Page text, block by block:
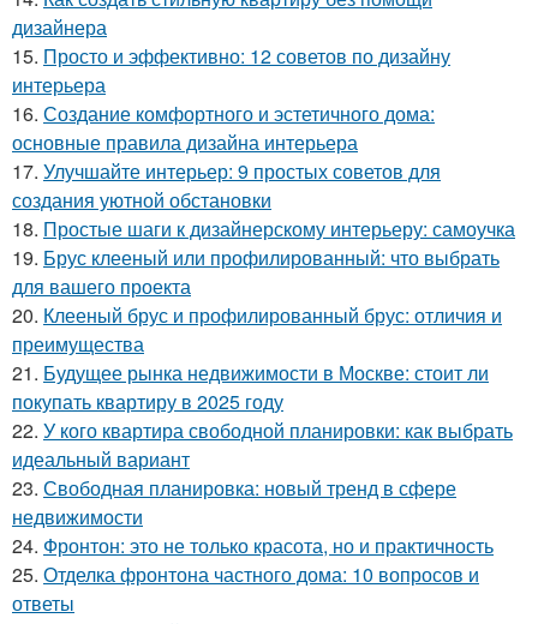
дизайнера
15. Просто и эффективно: 12 советов по дизайну
интерьера
16. Создание комфортного и эстетичного дома:
основные правила дизайна интерьера
17. Улучшайте интерьер: 9 простых советов для
создания уютной обстановки
18. Простые шаги к дизайнерскому интерьеру: самоучка
19. Брус клееный или профилированный: что выбрать
для вашего проекта
20. Клееный брус и профилированный брус: отличия и
преимущества
21. Будущее рынка недвижимости в Москве: стоит ли
покупать квартиру в 2025 году
22. У кого квартира свободной планировки: как выбрать
идеальный вариант
23. Свободная планировка: новый тренд в сфере
недвижимости
24. Фронтон: это не только красота, но и практичность
25. Отделка фронтона частного дома: 10 вопросов и
ответы